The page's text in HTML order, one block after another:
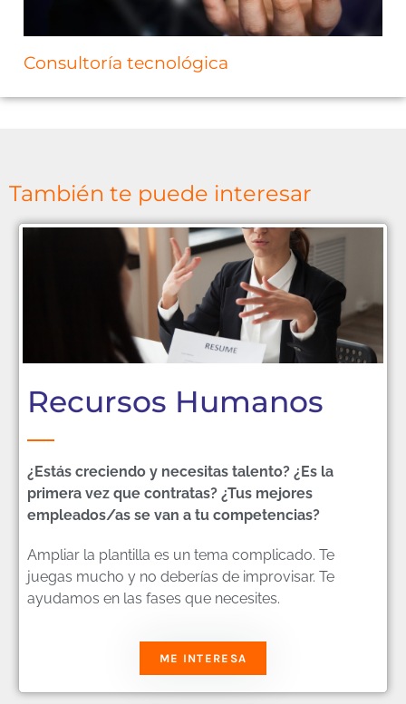
Consultoría tecnológica
También te puede interesar
Recursos Humanos
¿Estás creciendo y necesitas talento? ¿Es la
primera vez que contratas? ¿Tus mejores
empleados/as se van a tu competencias?
Ampliar la plantilla es un tema complicado. Te
juegas mucho y no deberías de improvisar. Te
ayudamos en las fases que necesites.
ME INTERESA